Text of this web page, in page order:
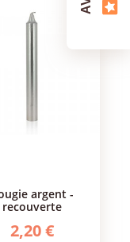
recouverte
2,20 €